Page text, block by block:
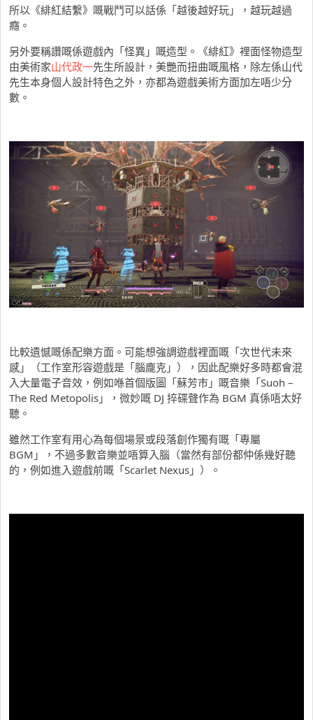
所以《緋紅結繫》嘅戰鬥可以話係「越後越好玩」，越玩越過
癮。
另外要稱讚嘅係遊戲內「怪異」嘅造型。《緋紅》裡面怪物造型
由美術家山代政一先生所設計，美艷而扭曲嘅風格，除左係山代
先生本身個人設計特色之外，亦都為遊戲美術方面加左唔少分
數。
比較遺憾嘅係配樂方面。可能想強調遊戲裡面嘅「次世代未來
感」（工作室形容遊戲是「腦龐克」），因此配樂好多時都會混
入大量電子音效，例如喺首個版圖「蘇芳市」嘅音樂「Suoh –
The Red Metopolis」，微妙嘅 DJ 捽碟聲作為 BGM 真係唔太好
聽。
雖然工作室有用心為每個場景或段落創作獨有嘅「專屬
BGM」，不過多數音樂並唔算入腦（當然有部份都仲係幾好聽
的，例如進入遊戲前嘅「Scarlet Nexus」）。